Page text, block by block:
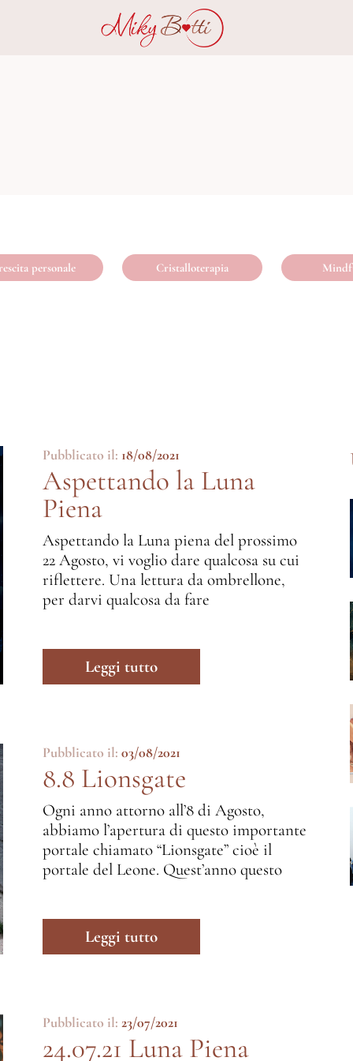
personale Cristalloterapia
Pubblicato il: 18/08/2021
Aspettando la Luna
Piena
Aspettando la Luna piena del prossimo
22 Agosto, vi voglio dare qualcosa su cui
riflettere. Una lettura da ombrellone,
per darvi qualcosa da fare
Leggi tutto
Pubblicato il: 03/08/2021
8.8 Lionsgate
Ogni anno attorno all’8 di Agosto,
abbiamo l’apertura di questo importante
portale chiamato “Lionsgate” cioè il
portale del Leone. Quest’anno questo
Leggi tutto
Pubblicato il: 23/07/2021
24.07.21 Luna Piena